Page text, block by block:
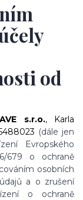
od
s.r.o., Karla
(dále jen
Evropského
679 o ochraně
osobních
a o zrušení
o ochraně